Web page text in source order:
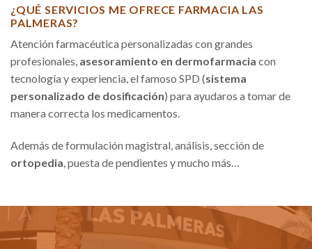
¿QUÉ SERVICIOS ME OFRECE FARMACIA LAS
PALMERAS?
Atención farmacéutica personalizadas con grandes
profesionales, asesoramiento en dermofarmacia con
tecnología y experiencia, el famoso SPD (sistema
personalizado de dosificación) para ayudaros a tomar de
manera correcta los medicamentos.
Además de formulación magistral, análisis, sección de
ortopedia , puesta de pendientes y mucho más…